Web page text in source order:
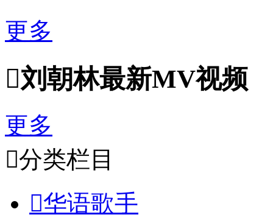
更多
刘朝林最新MV视频
更多
分类栏目
华语歌手